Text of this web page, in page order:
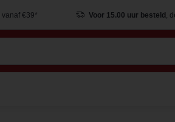
vanaf €39* Voor 15.00 uur besteld ,